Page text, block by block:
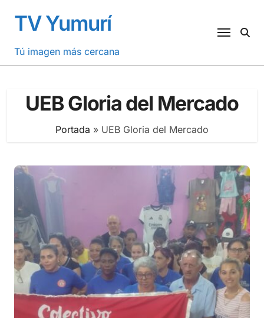
contenido
TV Yumurí
Tú imagen más cercana
UEB Gloria del Mercado
Portada » UEB Gloria del Mercado